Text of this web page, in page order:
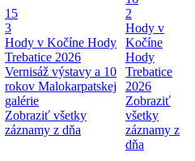
15
3
Hody v Kočíne Hody
Trebatice 2026
Vernisáž výstavy a 10
rokov Malokarpatskej
galérie
Zobraziť všetky
záznamy z dňa
2
Hody v
Kočíne
Hody
Trebatice
2026
Zobraziť
všetky
záznamy z
dňa